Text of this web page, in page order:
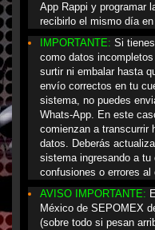
App Rappi y programar
recibirlo el mismo día
IMPORTANTE: Si
como datos
surtir ni embalar hasta
envío correctos en tu
sistema, no puedes
Whats-App. En este
comienzan a transcurrir
datos. Deberás
sistema ingresando a
confusiones o errores al
AVISO IMPORTANTE:
México de SEPOMEX
(sobre todo si pesan